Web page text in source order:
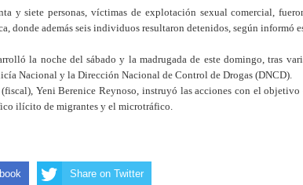
Cifra de muertos por terremotos en Venezuela
Danilo da por seguro triunfo de PLD en elecciones del
Presidente Abinader inaugura el túnel de la Plaza de
Aumentan a 4.734 los muertos por los terremotos en
y siete personas, víctimas de explotación sexual comercial,
donde además seis individuos resultaron detenidos, según informó
la noche del sábado y la madrugada de este domingo, tras
Nacional y la Dirección Nacional de Control de Drogas (DNCD).
Yeni Berenice Reynoso, instruyó las acciones con el
ilícito de migrantes y el microtráfico.
Share on Twitter